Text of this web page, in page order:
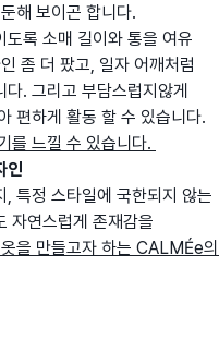
해 보이곤 합니다.
록 소매 길이와 통을 여유
좀 더 팠고, 일자 어깨처럼
. 그리고 부담스럽지않게
편하게 활동 할 수 있습니다.
를 느낄 수 있습니다.
인
특정 스타일에 국한되지 않는
자연스럽게 존재감을
을 만들고자 하는 CALMÉe의